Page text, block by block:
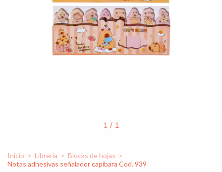
1 / 1
Inicio > Librería > Blocks de hojas >
Notas adhesivas señalador capibara Cod. 939